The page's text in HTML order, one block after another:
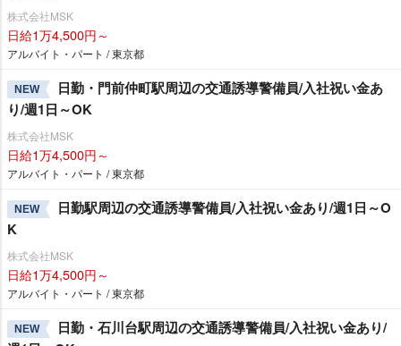
株式会社MSK
日給1万4,500円～
アルバイト・パート / 東京都
NEW
日勤・門前仲町駅周辺の交通誘導警備員/入社祝い金あ
り/週1日～OK
株式会社MSK
日給1万4,500円～
アルバイト・パート / 東京都
NEW
日勤駅周辺の交通誘導警備員/入社祝い金あり/週1日～O
K
株式会社MSK
日給1万4,500円～
アルバイト・パート / 東京都
NEW
日勤・石川台駅周辺の交通誘導警備員/入社祝い金あり/